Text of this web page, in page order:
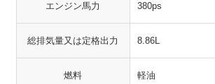
エンジン馬力 380ps
総排気量又は定格出力 8.86L
燃料 軽油